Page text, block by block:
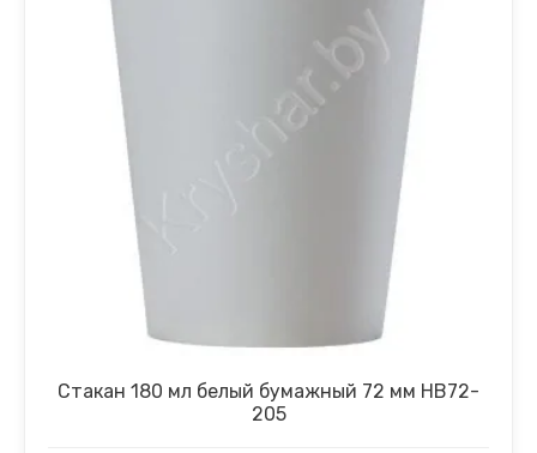
Стакан 180 мл белый бумажный 72 мм НВ72-
205